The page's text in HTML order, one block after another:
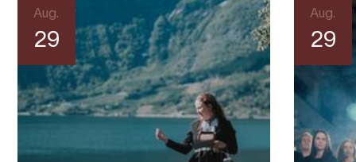
Aug.
29
Aug.
29